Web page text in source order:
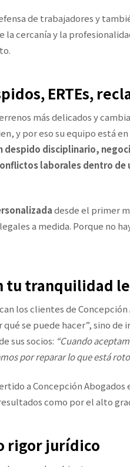
de trabajadores y
cercanía y la
ERTEs,
más delicados y
y por eso su equipo está
despido disciplinario,
laborales dentro de
desde el primer
a medida. Porque no
tu tranquilidad
los clientes de Concepción
qué se puede hacer”, sino
sus socios: “Cuando
por reparar lo que está
a Concepción
como por el alto
rigor jurídico